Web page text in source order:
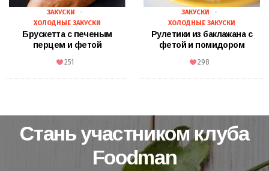
ЗАКУСКИ
ХОЛОДНЫЕ ЗАКУСКИ
Брускетта с печеным
перцем и фетой
251
ЗАКУСКИ
ХОЛОДНЫЕ ЗАКУСКИ
Рулетики из баклажана с
фетой и помидором
298
Стань участником клуба
Foodman